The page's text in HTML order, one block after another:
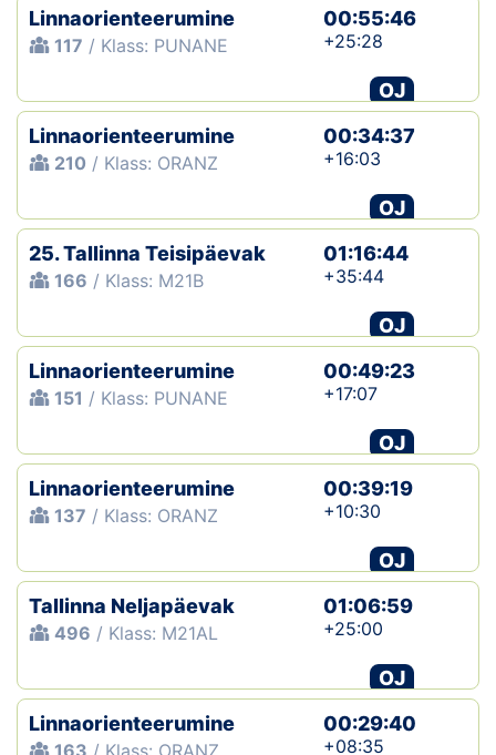
Linnaorienteerumine
117 / Klass: PUNANE
00:55:46
+25:28
OJ
Linnaorienteerumine
210 / Klass: ORANZ
00:34:37
+16:03
OJ
25. Tallinna Teisipäevak
166 / Klass: M21B
01:16:44
+35:44
OJ
Linnaorienteerumine
151 / Klass: PUNANE
00:49:23
+17:07
OJ
Linnaorienteerumine
137 / Klass: ORANZ
00:39:19
+10:30
OJ
Tallinna Neljapäevak
496 / Klass: M21AL
01:06:59
+25:00
OJ
Linnaorienteerumine
163 / Klass: ORANZ
00:29:40
+08:35